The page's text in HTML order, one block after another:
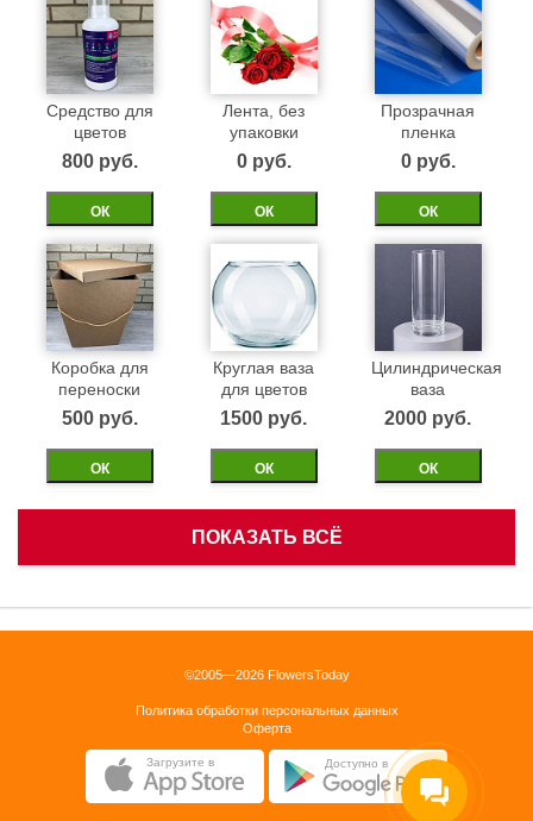
Средство для
цветов
800 pуб.
ОК
Лента, без
упаковки
0 pуб.
ОК
Прозрачная
пленка
0 pуб.
ОК
Коробка для
переноски
500 pуб.
ОК
Круглая ваза
для цветов
1500 pуб.
ОК
Цилиндрическая
ваза
2000 pуб.
ОК
коробка 40см
ОК ОК
ПОКАЗАТЬ ВСЁ
©2005—2026 FlowersToday
Политика обработки персональных данных
Оферта
Загрузите в Доступно в